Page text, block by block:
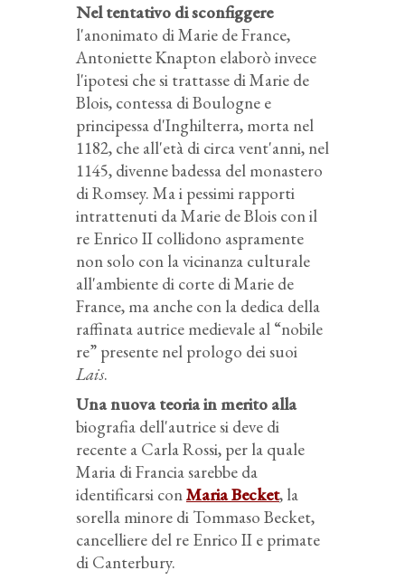
Nel tentativo di sconfiggere
l'anonimato di Marie de France,
Antoniette Knapton elaborò invece
l'ipotesi che si trattasse di Marie de
Blois, contessa di Boulogne e
principessa d'Inghilterra, morta nel
1182, che all'età di circa vent'anni, nel
1145, divenne badessa del monastero
di Romsey. Ma i pessimi rapporti
intrattenuti da Marie de Blois con il
re Enrico II collidono aspramente
non solo con la vicinanza culturale
all'ambiente di corte di Marie de
France, ma anche con la dedica della
raffinata autrice medievale al “nobile
re” presente nel prologo dei suoi
Lais.
Una nuova teoria in merito alla
biografia dell'autrice si deve di
recente a Carla Rossi, per la quale
Maria di Francia sarebbe da
identificarsi conMaria Becket, la
sorella minore di Tommaso Becket,
cancelliere del re Enrico II e primate
di Canterbury.